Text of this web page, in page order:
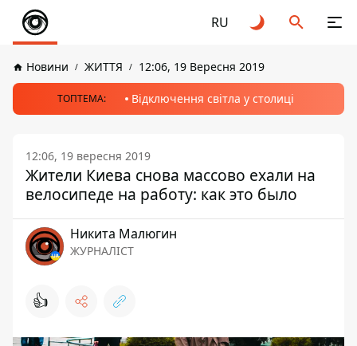
RU
Новини ЖИТТЯ 12:06, 19 Вересня 2019
ТОПТЕМА: Відключення світла у столиці
12:06, 19 вересня 2019
Жители Киева снова массово ехали на
велосипеде на работу: как это было
Никита Малюгин
ЖУРНАЛІСТ
👍